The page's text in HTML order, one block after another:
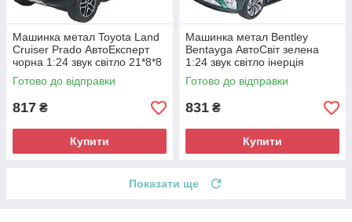
Машинка метал Toyota Land
Cruiser Prado АвтоЕксперт
чорна 1:24 звук світло 21*8*8
см (G7605-44)
Готово до відправки
817 ₴
Купити
Машинка метал Bentley
Bentayga АвтоСвіт зелена
1:24 звук світло інерція
21*9*7 см (AP-1897)
Готово до відправки
831 ₴
Купити
Показати ще